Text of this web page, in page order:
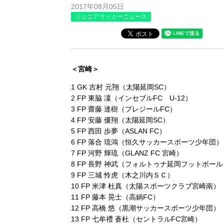
2017年08月05日
ジュニアサッカーニュース
＜宮崎＞
1 GK 吉村 元翔（太陽延岡SC）
2 FP 東脇 凜（インセブルFC U-12）
3 FP 齋藤 達樹（プレジールFC）
4 FP 安藤 優翔（太陽延岡SC）
5 FP 西田 歩夢（ASLAN FC）
6 FP 落合 琉鴻（恒久サッカースポーツ少年団）
7 FP 河野 輝琉（GLANZ FC 宮崎）
8 FP 長野 神武（フォルトゥナ延岡フットボール
9 FP 三城 怜虎（木之川内ＳＣ）
10 FP 米津 杜真（太陽スポーツクラブ宮崎南）
11 FP 藤本 晃士（高鍋FC）
12 FP 高橋 悠（黒潮サッカースポーツ少年団）
13 FP 七牟禮 蒼杜（セントラルFC宮崎）